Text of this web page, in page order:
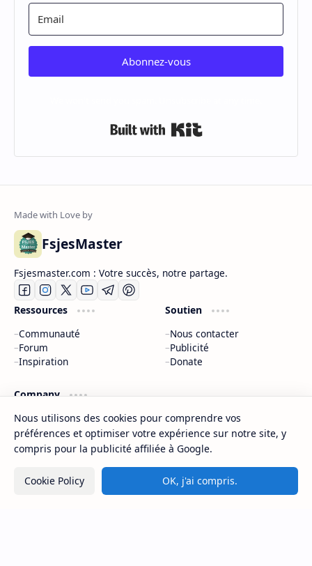
Abonnez-vous
FsjesMaster
Fsjesmaster.com : Votre succès, notre partage.
Ressources
Communauté
Forum
Inspiration
Soutien
Nous contacter
Publicité
Donate
Company
À propos
Politique de confidentialité
Nous contacter
Sitemap
Nous utilisons des cookies pour comprendre vos
préférences et optimiser votre expérience sur notre site, y
compris pour la publicité affiliée à Google.
Cookie Policy OK, j'ai compris.